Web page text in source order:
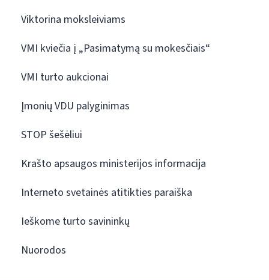
Viktorina moksleiviams
VMI kviečia į „Pasimatymą su mokesčiais“
VMI turto aukcionai
Įmonių VDU palyginimas
STOP šešėliui
Krašto apsaugos ministerijos informacija
Interneto svetainės atitikties paraiška
Ieškome turto savininkų
Nuorodos